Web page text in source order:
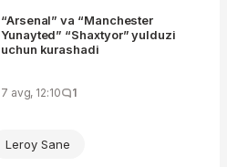
“Arsenal” va “Manchester
Yunayted” “Shaxtyor” yulduzi
uchun kurashadi
7 avg, 12:10 1
Leroy Sane